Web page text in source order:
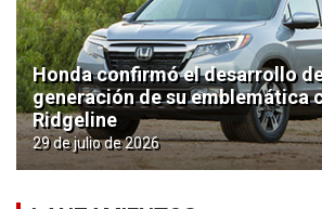
Honda confirmó el desarrollo
generación de su emblemática
Ridgeline
29 de julio de 2026